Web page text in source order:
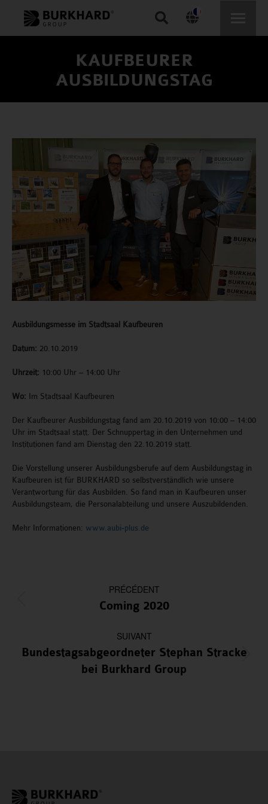
Recherche
KAUFBEURER
AUSBILDUNGSTAG
Ausbildungsmesse im Stadtsaal Kaufbeuren
Datum: 20.10.2019
Uhrzeit: 10:00 Uhr – 14:00 Uhr
Wo: Im Stadtsaal Kaufbeuren
Der Kaufbeurer Ausbildungstag fand am 20.10.2019 von 10:00 – 14:00
Uhr im Stadtsaal statt. Der Schnuppertag in den Unternehmen und
Institutionen fand am Dienstag den 22.10.2019 statt.
Die Vorstellung unserer Ausbildungsberufe auf dem Ausbildungstag in
Kaufbeuren ist für BURKHARD so selbstverständlich wie unsere
Verantwortung für das Ausbilden. So fand man in Kaufbeuren unser
Ausbildungsteam, die Personalabteilung und unsere Auszubildenden.
Mehr Informationen: www.aubi-plus.de
PRÉCÉDENT
Article
précédent
Coming 2020
SUIVANT
Article
suivant
Bundestagsabgeordneter Stephan Stracke
bei Burkhard Group